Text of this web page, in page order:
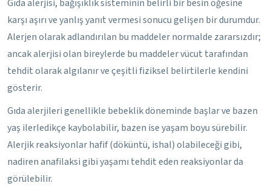
Gıda alerjisi, bağışıklık sisteminin belirli bir besin öğesine
karşı aşırı ve yanlış yanıt vermesi sonucu gelişen bir durumdur.
Alerjen olarak adlandırılan bu maddeler normalde zararsızdır;
ancak alerjisi olan bireylerde bu maddeler vücut tarafından
tehdit olarak algılanır ve çeşitli fiziksel belirtilerle kendini
gösterir.
Gıda alerjileri genellikle bebeklik döneminde başlar ve bazen
yaş ilerledikçe kaybolabilir, bazen ise yaşam boyu sürebilir.
Alerjik reaksiyonlar hafif (döküntü, ishal) olabileceği gibi,
nadiren anafilaksi gibi yaşamı tehdit eden reaksiyonlar da
görülebilir.